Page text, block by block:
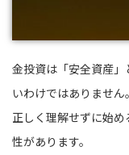
金投資は「安全資産
いわけではありません。
正しく理解せずに始
性があります。